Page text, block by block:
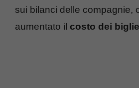
sui bilanci delle compagnie,
aumentato il costo dei